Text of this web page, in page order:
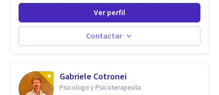
interesan los procesos de cambio conductual por los que una
persona pueda alcanzar sus objetivos, transitando,
aceptando y modificando sus patrones cognitivos y
emocionales. Abordo patologías específicas como trastornos
de ansiedad y del ánimo, y también crisis vitales y procesos
Ver perfil
Contactar
Gabriele Cotronei
Psicologo y Psicoterapeuta